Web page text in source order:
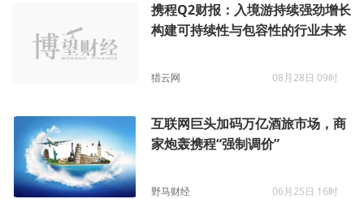
携程Q2财报：入境游持续强劲增长
构建可持续性与包容性的行业未来
猎云网 08月28日 09时
互联网巨头加码万亿酒旅市场，商
家炮轰携程“强制调价”
野马财经 06月25日 16时